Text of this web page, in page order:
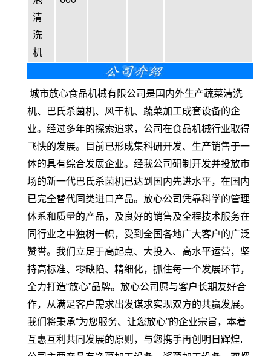
清
洗
机
城市放心食品机械有限公司是国内外生产蔬菜清洗
机、巴氏杀菌机、风干机、蔬菜加工成套设备的企
业。经过多年的探索追求，公司在食品机械行业取得
飞快的发展。目前已形成集科研开发、生产销售于一
体的具有综合发展企业。经我公司研制开发并投放市
场的新一代巴氏杀菌机已达到国内先进水平，在国内
已完全替代同类进口产品。放心公司凭靠科学的管理
体系和质量的产品，及良好的销售及全程技术服务在
同行业之中独树一帜，受到全国各地广大客户的广泛
赞誉。我们立足于高起点、大投入、高水平运营，坚
持高标准、零缺陷、精细化，抓住每一个发展环节，
全力打造“放心”品牌。放心公司愿与客户长期友好合
作，从满足客户需求出发谋求实现双方的共赢发展。
我们将秉承“为您服务、让您放心”的企业宗旨，本着
互惠互利共同发展的原则，与您携手再创明日辉煌.